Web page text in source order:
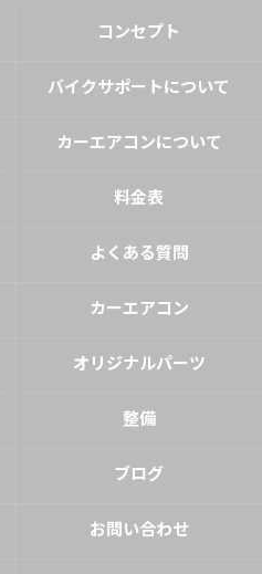
コンセプト
バイクサポートについて
カーエアコンについて
料金表
よくある質問
カーエアコン
オリジナルパーツ
整備
ブログ
お問い合わせ